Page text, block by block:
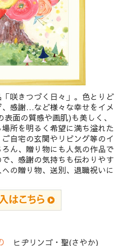
咲きつづく日々」。色とりど
感謝…など様々な幸せをイメ
面の質感や画肌)も美しく、
所を明るく希望に満ち溢れた
自宅の玄関やリビング等のイ
ん、贈り物にも人気の作品で
、感謝の気持ちも伝わりやす
の贈り物、送別、退職祝いに
ヒヂリンゴ・聖(さやか)